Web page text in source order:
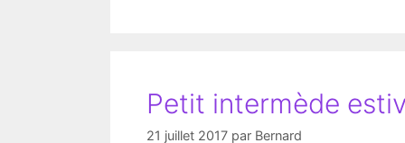
Petit intermède
21 juillet 2017 par Bernard